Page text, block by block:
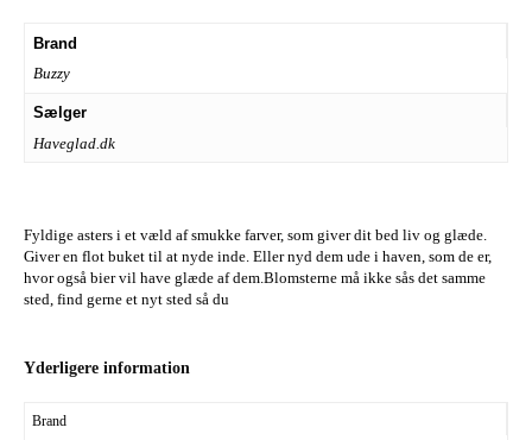
Brand
Buzzy
Sælger
Haveglad.dk
Fyldige asters i et væld af smukke farver, som giver dit bed liv og glæde.
Giver en flot buket til at nyde inde. Eller nyd dem ude i haven, som de er,
hvor også bier vil have glæde af dem.Blomsterne må ikke sås det samme
sted, find gerne et nyt sted så du
Yderligere information
Brand